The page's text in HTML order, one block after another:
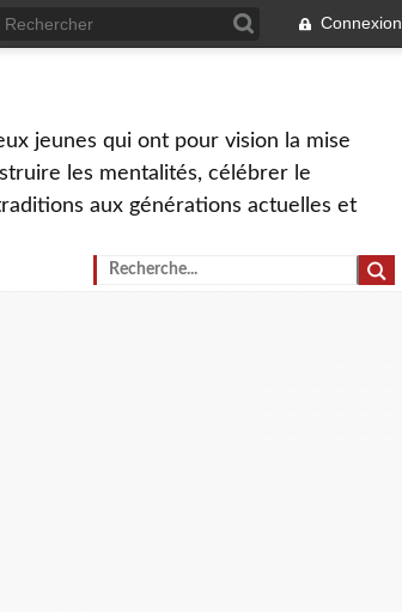
Connexion
jeunes qui ont pour vision la mise
les mentalités, célébrer le
aux générations actuelles et